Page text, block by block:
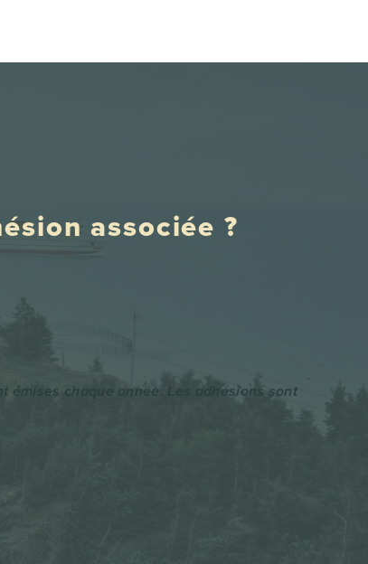
associée ?
émises chaque année. Les adhésions sont